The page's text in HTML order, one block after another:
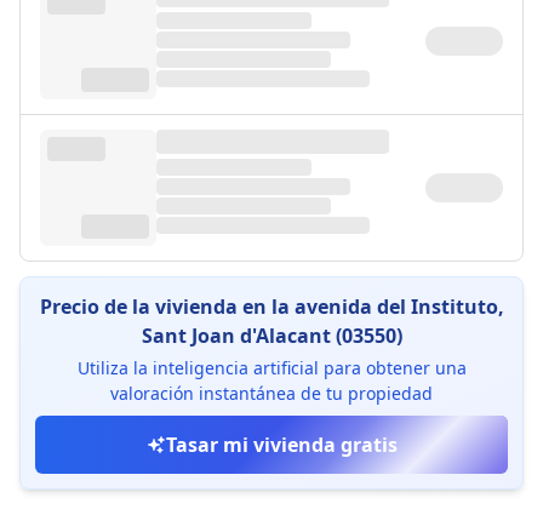
Precio de la vivienda en la avenida del Instituto,
Sant Joan d'Alacant (03550)
Utiliza la inteligencia artificial para obtener una
valoración instantánea de tu propiedad
Tasar mi vivienda gratis